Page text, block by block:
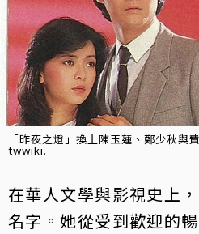
「昨夜之燈」換上陳玉蓮、鄭少秋與
twwiki.
在華人文學與影視史上，
名字。她從受到歡迎的